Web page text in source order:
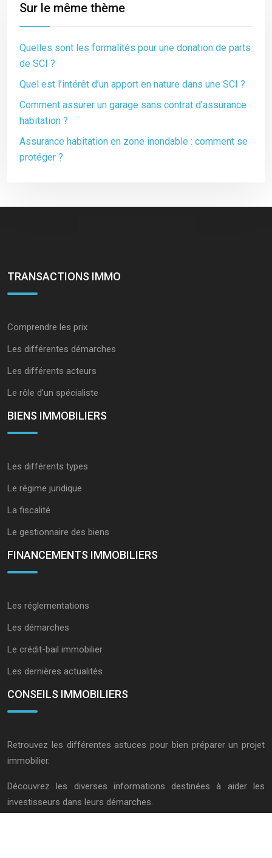
Sur le même thème
Quelles sont les formalités pour une donation de parts
de SCI ?
Quel est l’intérêt d’un apport en nature dans une SCI ?
Comment assurer un garage sans contrat d’assurance
habitation ?
Assurance habitation en zone inondable : comment se
protéger ?
TRANSACTIONS IMMO
Comprendre les prix
Les différentes démarches
Les différents acteurs
Le rôle d’un spécialiste
BIENS IMMOBILIERS
Les différents types
Le régime juridique
La fiscalité
Le gestionnaire des biens
FINANCEMENTS IMMOBILIERS
Les réglementations
Les démarches
Le crédit-bail immobilier
Les dernières actualités
CONSEILS IMMOBILIERS
Retrouvez les différentes astuces pour bien préparer un projet
immobilier.
Découvrez les diverses informations destinées à aider les
investisseurs dans leurs démarches.